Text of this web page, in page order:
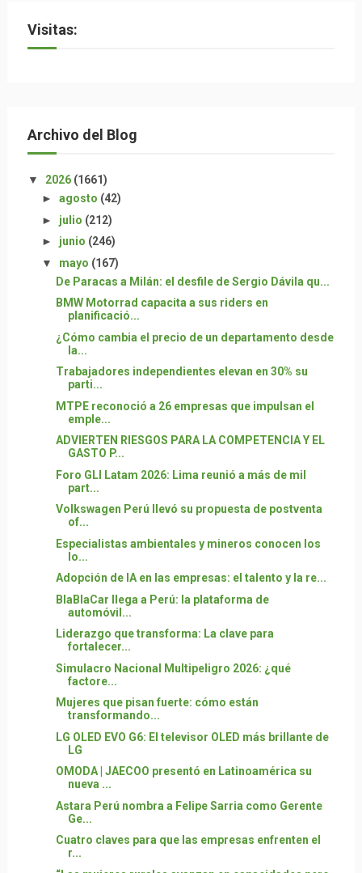
Visitas:
Archivo del Blog
▼ 2026 (1661)
► agosto (42)
► julio (212)
► junio (246)
▼ mayo (167)
De Paracas a Milán: el desfile de Sergio Dávila qu...
BMW Motorrad capacita a sus riders en
planificació...
¿Cómo cambia el precio de un departamento desde
la...
Trabajadores independientes elevan en 30% su
parti...
MTPE reconoció a 26 empresas que impulsan el
emple...
ADVIERTEN RIESGOS PARA LA COMPETENCIA Y EL
GASTO P...
Foro GLI Latam 2026: Lima reunió a más de mil
part...
Volkswagen Perú llevó su propuesta de postventa
of...
Especialistas ambientales y mineros conocen los
lo...
Adopción de IA en las empresas: el talento y la re...
BlaBlaCar llega a Perú: la plataforma de
automóvil...
Liderazgo que transforma: La clave para
fortalecer...
Simulacro Nacional Multipeligro 2026: ¿qué
factore...
Mujeres que pisan fuerte: cómo están
transformando...
LG OLED EVO G6: El televisor OLED más brillante de
LG
OMODA | JAECOO presentó en Latinoamérica su
nueva ...
Astara Perú nombra a Felipe Sarria como Gerente
Ge...
Cuatro claves para que las empresas enfrenten el
r...